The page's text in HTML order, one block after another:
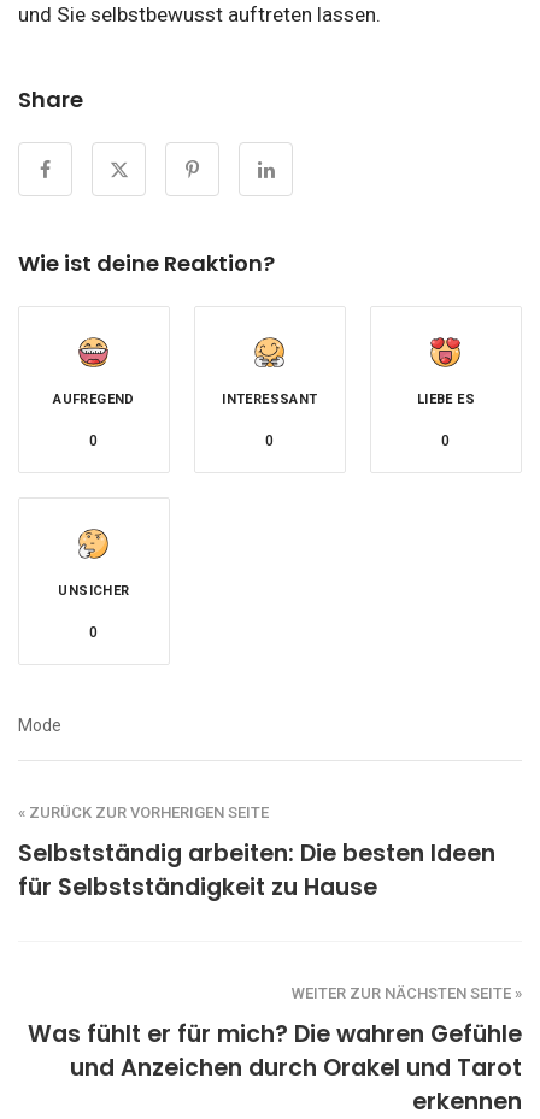
und Sie selbstbewusst auftreten lassen.
Share
Wie ist deine Reaktion?
AUFREGEND
0
INTERESSANT
0
LIEBE ES
0
UNSICHER
0
Mode
« ZURÜCK ZUR VORHERIGEN SEITE
Selbstständig arbeiten: Die besten Ideen
für Selbstständigkeit zu Hause
WEITER ZUR NÄCHSTEN SEITE »
Was fühlt er für mich? Die wahren Gefühle
und Anzeichen durch Orakel und Tarot
erkennen